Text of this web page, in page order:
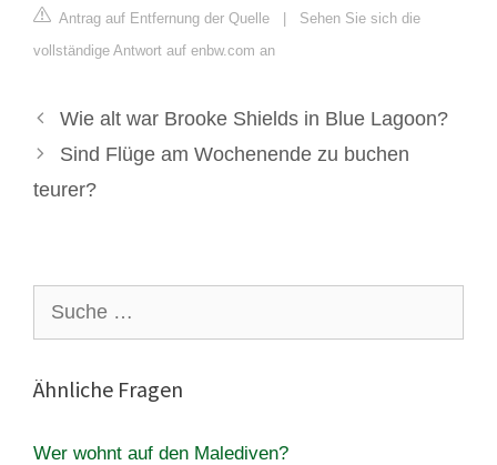
Antrag auf Entfernung der Quelle | Sehen Sie sich die
vollständige Antwort auf enbw.com an
Wie alt war Brooke Shields in Blue Lagoon?
Sind Flüge am Wochenende zu buchen
teurer?
nach:
Ähnliche Fragen
Wer wohnt auf den Malediven?